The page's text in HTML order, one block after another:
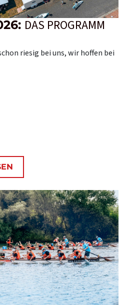
DAS PROGRAMM
riesig bei uns, wir hoffen bei